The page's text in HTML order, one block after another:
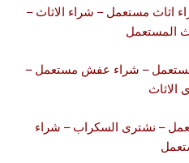
اثاث مستعمل – شراء الاثاث –
المستعمل
– شراء عفش مستعمل –
الاثاث
– نشترى السكراب – شراء